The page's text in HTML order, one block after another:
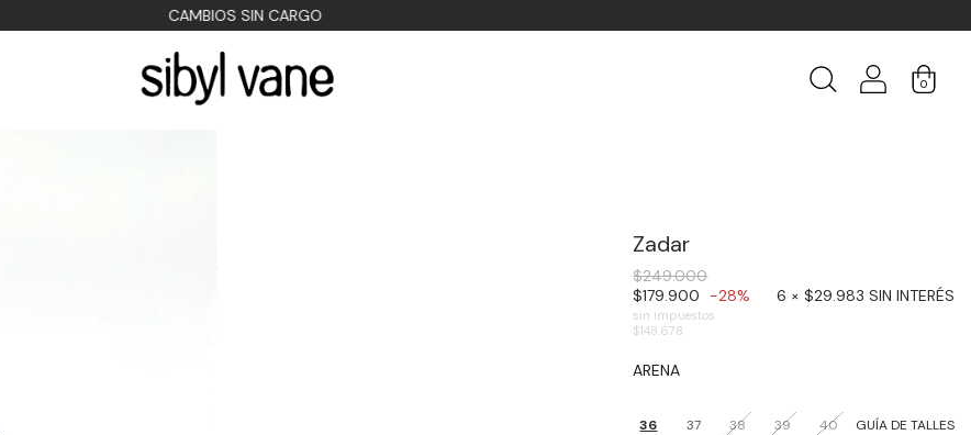
CAMBIOS SIN CARGO
0
Zadar
$249.000
$179.900
-28% 6 × $29.983 SIN INTERÉS
sin impuestos
$148.678
ARENA
36 37 38 39 40 GUÍA DE TALLES